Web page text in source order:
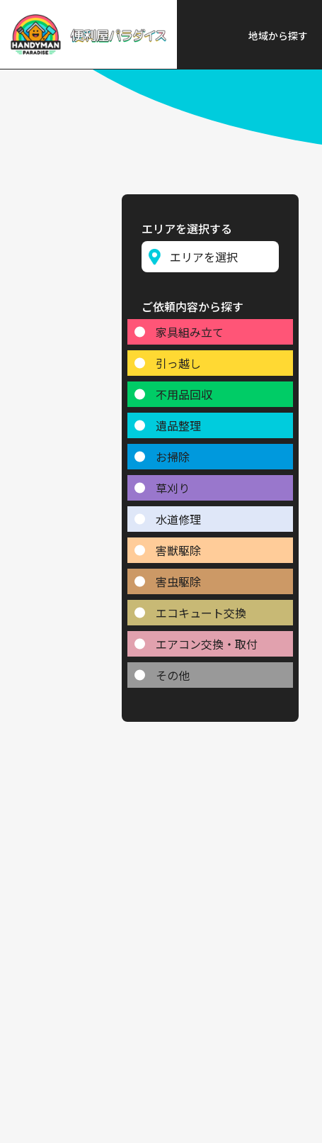
地域から探す
エリアを選択する
ご依頼内容から探す
家具組み立て
引っ越し
不用品回収
遺品整理
お掃除
草刈り
水道修理
害獣駆除
害虫駆除
エコキュート交換
エアコン交換・取付
その他